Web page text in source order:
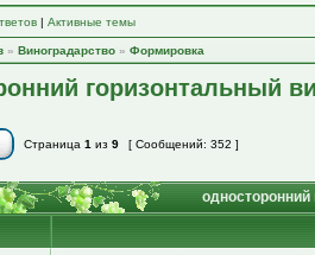
| Активные темы
» Виноградарство » Формировка
горизонтальный
Страница 1 из 9 [ Сообщений: 352 ]